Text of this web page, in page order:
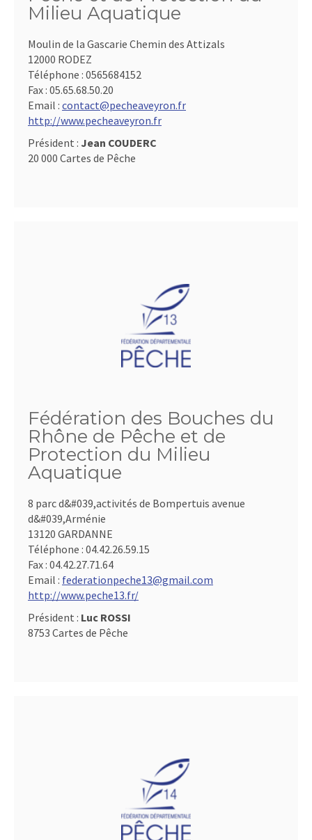
Milieu Aquatique
Moulin de la Gascarie Chemin des Attizals
12000 RODEZ
Téléphone : 0565684152
Fax : 05.65.68.50.20
Email : contact@pecheaveyron.fr
http://www.pecheaveyron.fr
Président : Jean COUDERC
20 000 Cartes de Pêche
Fédération des Bouches du
Rhône de Pêche et de
Protection du Milieu
Aquatique
8 parc d&#039,activités de Bompertuis avenue
d&#039,Arménie
13120 GARDANNE
Téléphone : 04.42.26.59.15
Fax : 04.42.27.71.64
Email : federationpeche13@gmail.com
http://www.peche13.fr/
Président : Luc ROSSI
8753 Cartes de Pêche